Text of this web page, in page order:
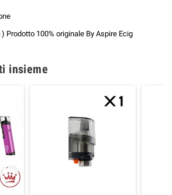
) Prodotto 100% originale By Aspire Ecig
insieme